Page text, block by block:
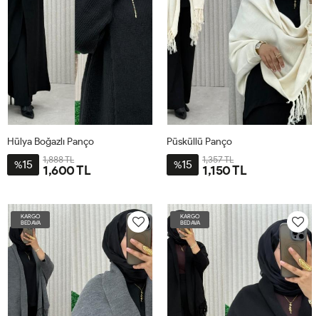
BDN-
Hülya Boğazlı Panço
%15 1,888 TL
1,600 TL
BDN-
Püsküllü Panço
%15 1,357 TL
1,150 TL
KARGO
BEDAVA
KARGO
BEDAVA